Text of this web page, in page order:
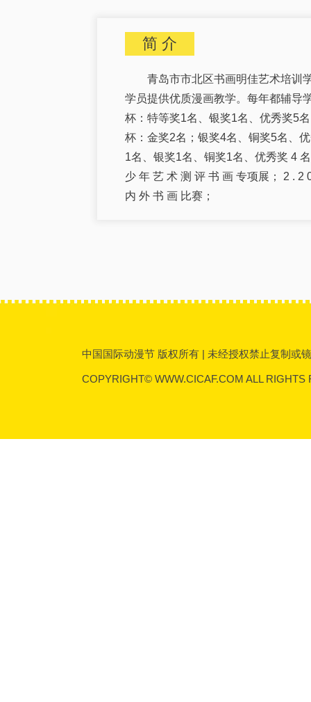
简 介
青岛市市北区书画明佳艺术培训
学员提供优质漫画教学。每年都辅导
杯：特等奖1名、银奖1名、优秀奖5
杯：金奖2名；银奖4名、铜奖5名、
1名、银奖1名、铜奖1名、优秀奖 4
少 年 艺 术 测 评 书 画 专项展； 2 . 2
内 外 书 画 比赛；
中国国际动漫节 版权所有 | 未经授权禁止复制或
COPYRIGHT© WWW.CICAF.COM ALL RIGHTS